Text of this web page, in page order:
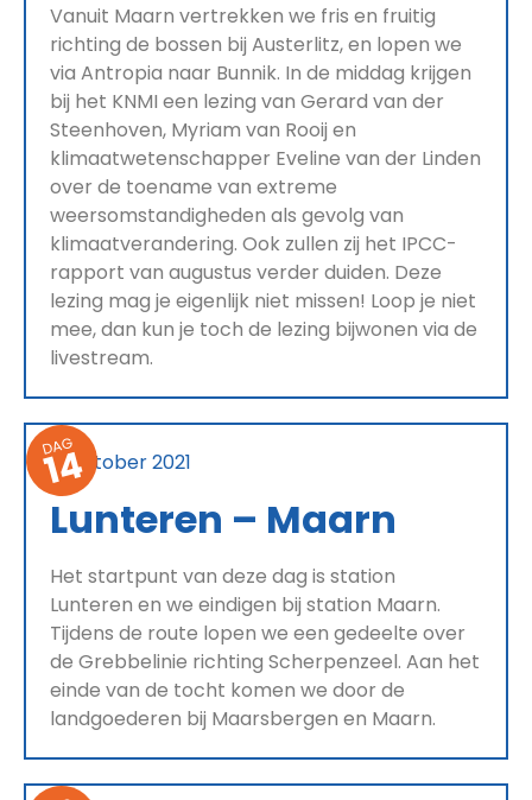
Vanuit Maarn vertrekken we fris en fruitig
richting de bossen bij Austerlitz, en lopen we
via Antropia naar Bunnik. In de middag krijgen
bij het KNMI een lezing van Gerard van der
Steenhoven, Myriam van Rooij en
klimaatwetenschapper Eveline van der Linden
over de toename van extreme
weersomstandigheden als gevolg van
klimaatverandering. Ook zullen zij het IPCC-
rapport van augustus verder duiden. Deze
lezing mag je eigenlijk niet missen! Loop je niet
mee, dan kun je toch de lezing bijwonen via de
livestream.
DAG
14
19 oktober 2021
Lunteren – Maarn
Het startpunt van deze dag is station
Lunteren en we eindigen bij station Maarn.
Tijdens de route lopen we een gedeelte over
de Grebbelinie richting Scherpenzeel. Aan het
einde van de tocht komen we door de
landgoederen bij Maarsbergen en Maarn.